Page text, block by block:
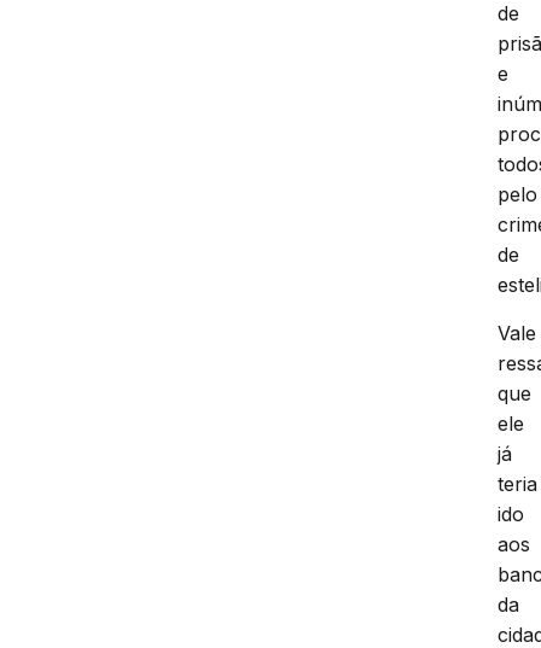
de
e
pelo
de
Vale
que
ele
já
teria
ido
aos
da